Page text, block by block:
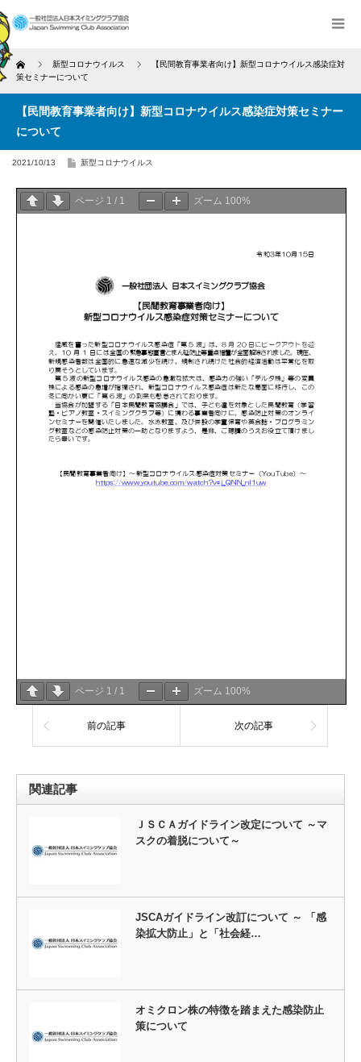
Home 新型コロナウイルス
【民間教育事業者向け】新型コロナウイルス感染症対
策セミナーについて
【民間教育事業者向け】新型コロナウイルス感染症対策セミナー
について
2021/10/13 新型コロナウイルス
ページ 1 / 1 ズーム 100%
ページ 1 / 1 ズーム 100%
前の記事 次の記事
関連記事
ＪＳＣＡガイドライン改定について ～マ
スクの着脱について～
JSCAガイドライン改訂について ～ 「感
染拡大防止」と「社会経…
オミクロン株の特徴を踏まえた感染防止
策について